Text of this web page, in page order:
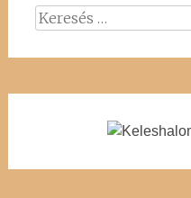
Keresés: